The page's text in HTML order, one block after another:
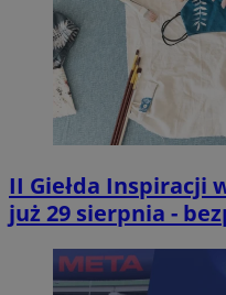
II Giełda Inspiracji
już 29 sierpnia -